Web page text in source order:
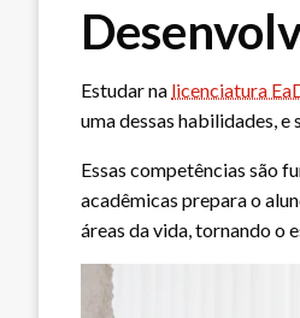
Estudar na licenciatura
uma dessas habilidades,
Essas competências são
acadêmicas prepara o
áreas da vida, tornando o